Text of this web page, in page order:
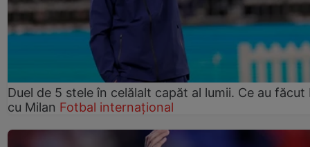
Duel de 5 stele în celălalt capăt al lumii. Ce au făcut
cu Milan Fotbal internațional